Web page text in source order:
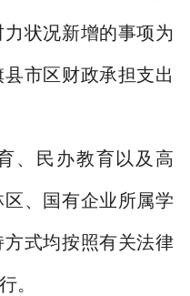
状况新增的事项为
市区财政承担支出
、民办教育以及高
、国有企业所属学
式均按照有关法律
。